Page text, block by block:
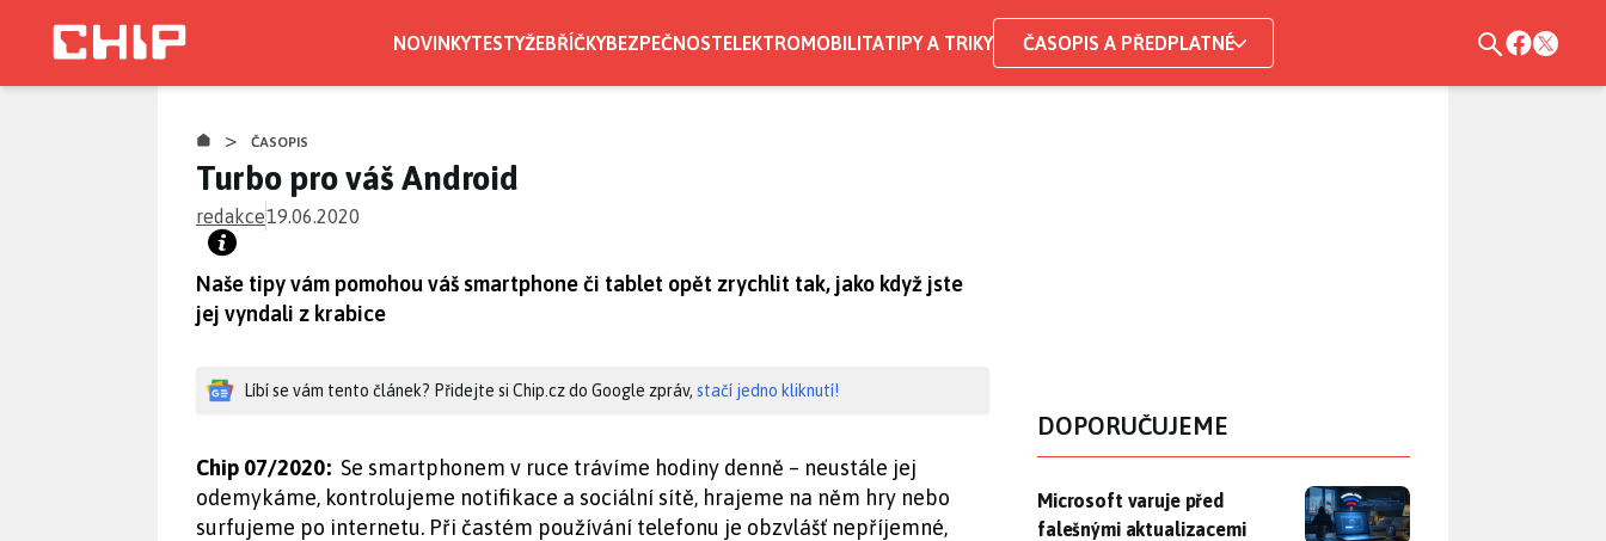
NOVINKYTESTYŽEBŘÍČKYBEZPEČNOSTELEKTROMOBILITATIPY A TRIKY ČASOPIS A PŘEDPLATNÉ
> ČASOPIS
Turbo pro váš Android
redakce19.06.2020
Naše tipy vám pomohou váš smartphone či tablet opět zrychlit tak, jako když jste
jej vyndali z krabice
Líbí se vám tento článek? Přidejte si Chip.cz do Google zpráv, stačí jedno kliknutí!
Chip 07/2020: Se smartphonem v ruce trávíme hodiny denně – neustále jej
odemykáme, kontrolujeme notifikace a sociální sítě, hrajeme na něm hry nebo
surfujeme po internetu. Při častém používání telefonu je obzvlášť nepříjemné,
DOPORUČUJEME
Microsoft varuje před falešnými aktualizacemi Windows. Ruští
Microsoft varuje před
falešnými aktualizacemi